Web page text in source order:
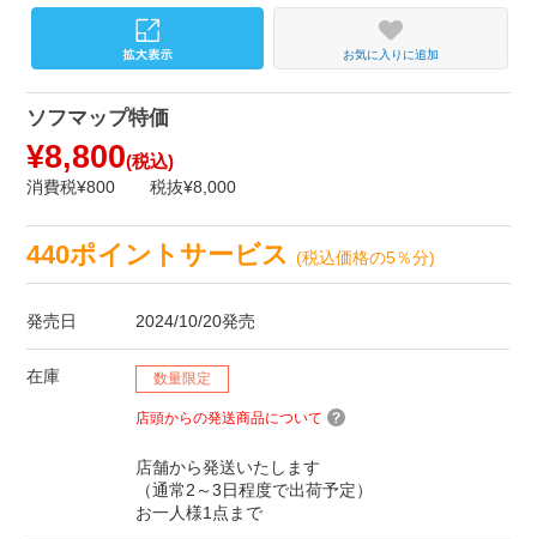
お気に入りに追加
ソフマップ特価
¥8,800(税込)
消費税¥800 税抜¥8,000
440ポイントサービス(税込価格の5％分)
発売日 2024/10/20発売
在庫 数量限定
店頭からの発送商品について
店舗から発送いたします
（通常2～3日程度で出荷予定）
お一人様1点まで